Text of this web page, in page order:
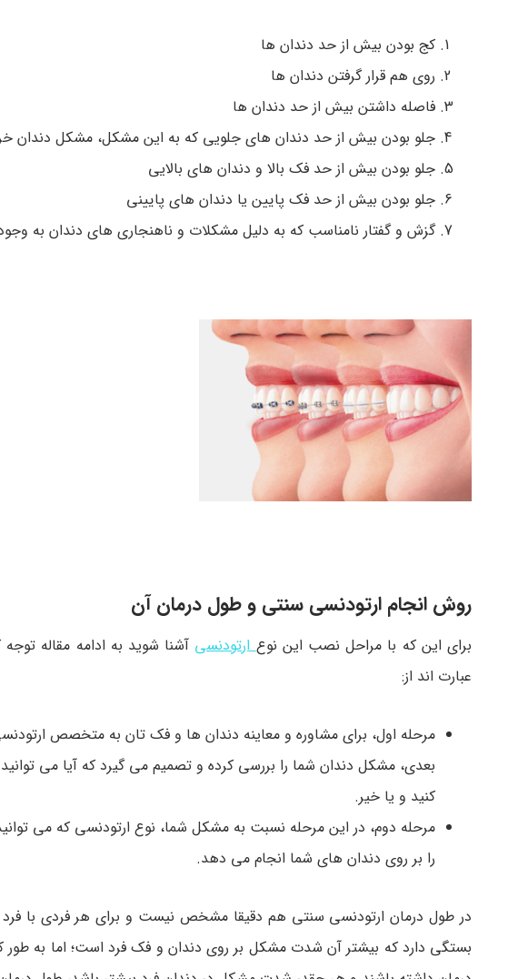
کج بودن بیش از حد دندان ها
روی هم قرار گرفتن دندان ها
فاصله داشتن بیش از حد دندان ها
جلو بودن بیش از حد دندان های جلویی که به این مشکل، مشکل دندان
جلو بودن بیش از حد فک بالا و دندان های بالایی
جلو بودن بیش از حد فک پایین یا دندان های پایینی
گزش و گفتار نامناسب که به دلیل مشکلات و ناهنجاری های دندان به
روش انجام ارتودنسی سنتی و طول درمان آن
برای این که با مراحل نصب این نوعارتودنسی آشنا شوید به ادامه مقاله
عبارت اند از:
مرحله اول، برای مشاوره و معاینه دندان ها و فک تان به متخصص
بعدی، مشکل دندان شما را بررسی کرده و تصمیم می گیرد که آیا می
کنید و یا خیر.
مرحله دوم، در این مرحله نسبت به مشکل شما، نوع ارتودنسی که می
را بر روی دندان های شما انجام می دهد.
در طول درمان ارتودنسی سنتی هم دقیقا مشخص نیست و برای هر فردی با
بستگی دارد که بیشتر آن شدت مشکل بر روی دندان و فک فرد است؛ اما به